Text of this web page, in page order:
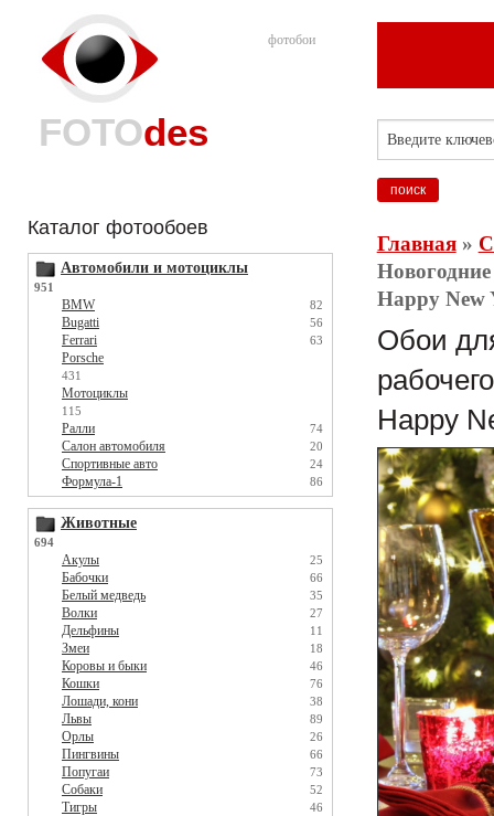
фотобои
FOTOdes
Каталог фотообоев
Автомобили и мотоциклы
951
BMW 82
Bugatti 56
Ferrari 63
Porsche
431
Мотоциклы
115
Ралли 74
Салон автомобиля 20
Спортивные авто 24
Формула-1 86
Животные
694
Акулы 25
Бабочки 66
Белый медведь 35
Волки 27
Дельфины 11
Змеи 18
Коровы и быки 46
Кошки 76
Лошади, кони 38
Львы 89
Орлы 26
Пингвины 66
Попугаи 73
Собаки 52
Тигры 46
Главная»
Happy New
Обои
Happy